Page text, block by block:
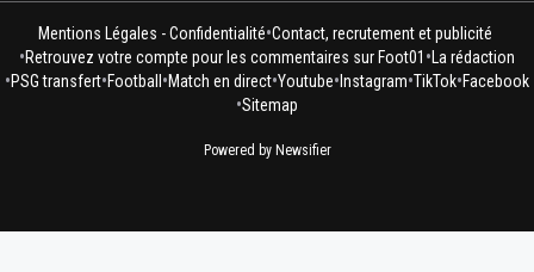
Mentions Légales - Confidentialité•Contact, recrutement et publicité
•Retrouvez votre compte pour les commentaires sur Foot01 • La rédaction
•PSG transfert•Football •Match en direct•Youtube• Instagram•TikTok•Facebook
•Sitemap
Powered by Newsifier